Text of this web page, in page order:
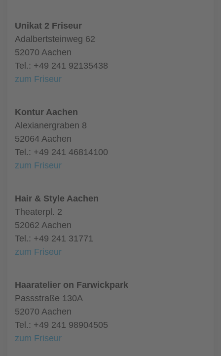
Unikat 2 Friseur
Adalbertsteinweg 62
52070 Aachen
Tel.: +49 241 92135438
zum Friseur
Kontur Aachen
Alexianergraben 8
52064 Aachen
Tel.: +49 241 46814100
zum Friseur
Hair & Style Aachen
Theaterpl. 2
52062 Aachen
Tel.: +49 241 31771
zum Friseur
Haaratelier on Farwickpark
Passstraße 130A
52070 Aachen
Tel.: +49 241 98904505
zum Friseur